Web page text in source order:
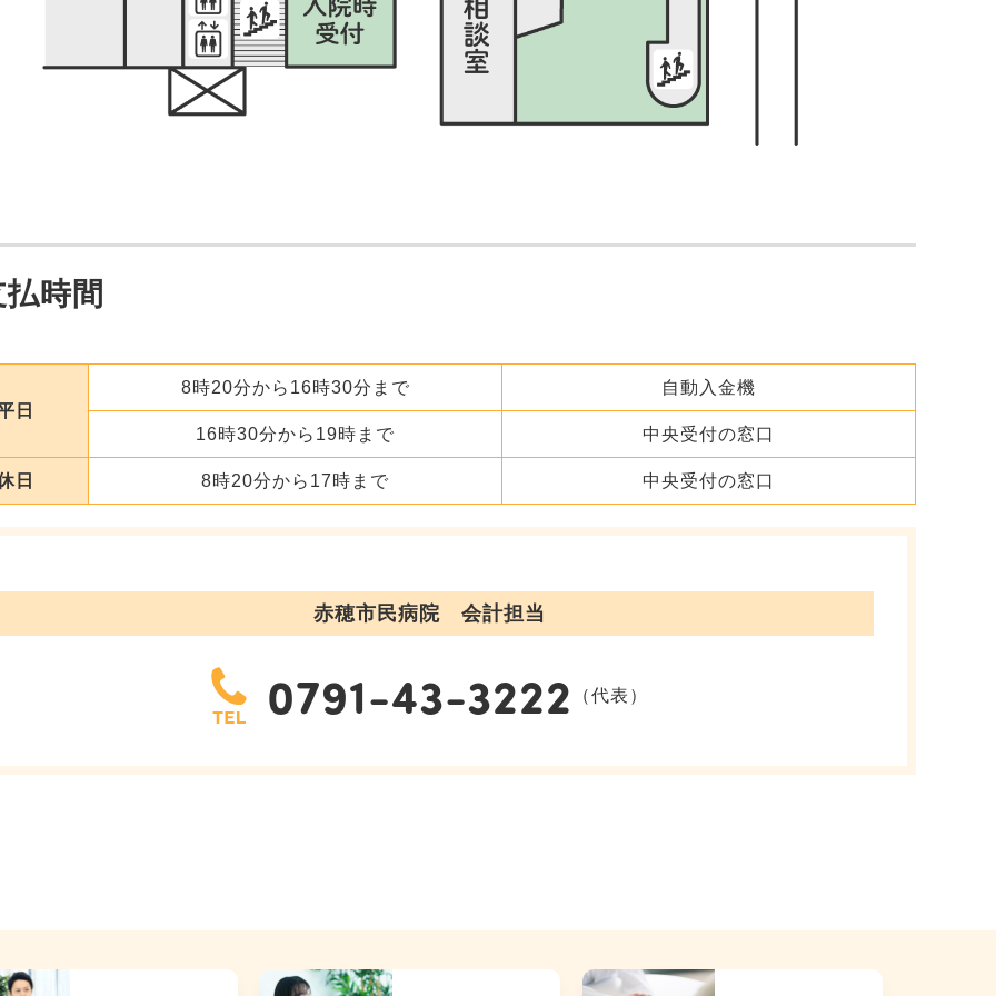
時間
日
8時20分から16時30分まで 自動入金機
16時30分から19時まで 中央受付の窓口
日 8時20分から17時まで 中央受付の窓口
赤穂市民病院 会計担当
0791-43-3222 （代表）